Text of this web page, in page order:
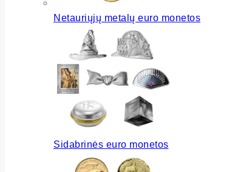
Netauriųjų metalų euro monetos
Sidabrinės euro monetos